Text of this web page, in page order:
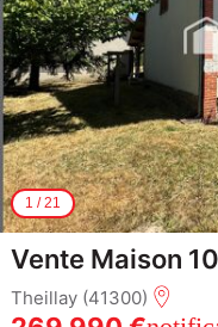
1 /21
Vente Maison
Theillay (41300)